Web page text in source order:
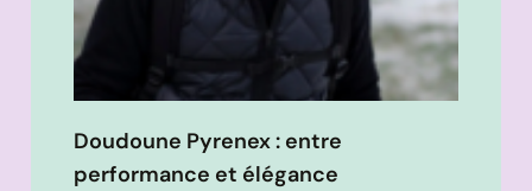
Doudoune Pyrenex : entre
performance et élégance